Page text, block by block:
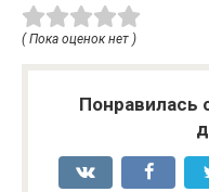
( Пока оценок нет )
Понравилась